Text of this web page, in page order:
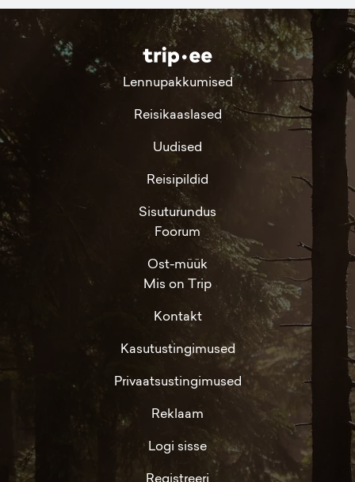
Lennupakkumised
Reisikaaslased
Uudised
Reisipildid
Sisuturundus
Foorum
Ost-müük
Mis on Trip
Kontakt
Kasutustingimused
Privaatsustingimused
Reklaam
Logi sisse
Registreeri